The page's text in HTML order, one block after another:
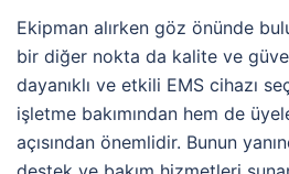
Ekipman alırken göz önünde
bir diğer nokta da kalite ve
dayanıklı ve etkili EMS cihazı
işletme bakımından hem de
açısından önemlidir. Bunun